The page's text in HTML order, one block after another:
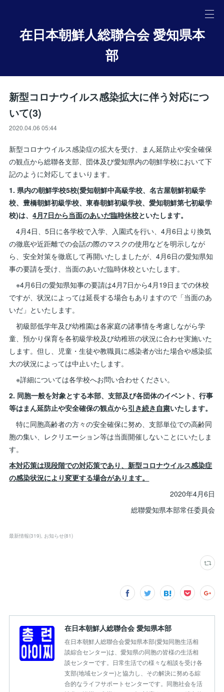
在日本朝鮮人総聯合会 愛知県本
部
新型コロナウイルス感染拡大に伴う対応につ
いて(3)
2020.04.06 05:44
新型コロナウイルス感染症の拡大を受け、まん延防止や安全確保
の観点から総聯各支部、団体及び愛知県内の朝鮮学校において下
記のように対応してまいります。
1. 県内の朝鮮学校5校(愛知朝鮮中高級学校、名古屋朝鮮初級学
校、豊橋朝鮮初級学校、東春朝鮮初級学校、愛知朝鮮第七初級学
校)は、4月7日から当面のあいだ臨時休校といたします。
4月4日、5日に各学校で入学、入園式を行い、4月6日より換気
の徹底や近距離での会話の際のマスクの使用などを明示しなが
ら、安全対策を徹底して再開いたしましたが、4月6日の愛知県知
事の要請を受け、当面のあいだ臨時休校といたします。
※4月6日の愛知県知事の要請は4月7日から4月19日までの休校
ですが、状況によっては延長する場合もありますので「当面のあ
いだ」といたします。
初級部低学年及び幼稚園は各家庭の諸事情を考慮しながら学
童、預かり保育を各初級学校及び幼稚班の状況に合わせ実施いた
します。但し、児童・生徒や教職員に感染者が出た場合や感染拡
大の状況によっては中止いたします。
※詳細については各学校へお問い合わせください。
2. 同胞一般を対象とする本部、支部及び各団体のイベント、行事
等はまん延防止や安全確保の観点から引き続き自粛いたします。
特に同胞高齢者の方々の安全確保に努め、支部単位での高齢同
胞の集い、レクリエーション等は当面開催しないことにいたしま
す。
本対応策は現段階での対応策であり、新型コロナウイルス感染症
の感染状況により変更する場合があります。
2020年4月6日
総聯愛知県本部常任委員会
最新情報(319) お知らせ(81)
在日本朝鮮人総聯合会 愛知県本部
在日本朝鮮人総聯合会愛知県本部(愛知同胞生活相
談綜合センター)は、愛知県の同胞の皆様の生活相
談センターです。日常生活での様々な相談を受け各
支部(地域センター)と協力し、その解決に努める綜
合的なライフサポートセンターです。同胞社会を活